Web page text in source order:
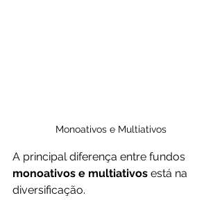
Monoativos e Multiativos
A principal diferença entre fundos
monoativos e multiativos está na
diversificação.